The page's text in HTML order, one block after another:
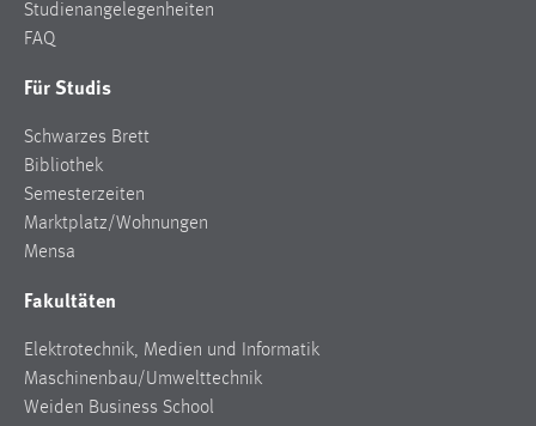
Studienangelegenheiten
FAQ
Für Studis
Schwarzes Brett
Bibliothek
Semesterzeiten
Marktplatz/Wohnungen
Mensa
Fakultäten
Elektrotechnik, Medien und Informatik
Maschinenbau/Umwelttechnik
Weiden Business School